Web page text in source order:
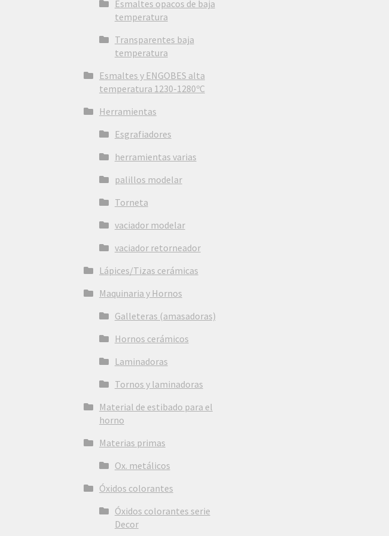
Esmaltes opacos de baja
temperatura
Transparentes baja
temperatura
Esmaltes y ENGOBES alta
temperatura 1230-1280ºC
Herramientas
Esgrafiadores
herramientas varias
palillos modelar
Torneta
vaciador modelar
vaciador retorneador
Lápices/Tizas cerámicas
Maquinaria y Hornos
Galleteras (amasadoras)
Hornos cerámicos
Laminadoras
Tornos y laminadoras
Material de estibado para el
horno
Materias primas
Ox. metálicos
Óxidos colorantes
Óxidos colorantes serie
Decor